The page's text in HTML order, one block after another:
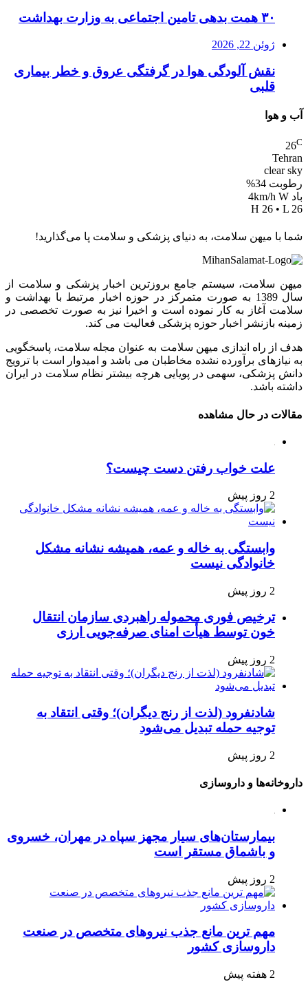
۳۰ همت بدهی تامین اجتماعی به وزارت بهداشت
ژوئن 22, 2026
نقش آلودگی هوا در گرفتگی عروق و خطر بیماری
قلبی
آب و هوا
26C
Tehran
clear sky
رطوبت 34%
باد 4km/h W
H 26 • L 26
شما با میهن سلامت، به دنیای پزشکی و سلامت پا می‌گذارید!
میهن سلامت، سیستم جامع بروزترین اخبار پزشکی و سلامت از
سال 1389 به صورت متمرکز در حوزه اخبار مرتبط با بهداشت و
سلامت آغاز به کار نموده است و اخیرا نیز به صورت تخصصی در
زمینه بازنشر اخبار حوزه پزشکی فعالیت می کند.
هدف از راه اندازی میهن سلامت به عنوان مجله سلامت، پاسخگویی
به نیازهای برآورده نشده مخاطبان می باشد و امیدوار است با ترویج
دانش پزشکی، سهمی در پویایی هرچه بیشتر نظام سلامت در ایران
داشته باشد.
مقالات در حال مشاهده
علت خواب رفتن دست چیست؟
2 روز پیش
وابستگی به خاله و عمه، همیشه نشانه مشکل
خانوادگی نیست
2 روز پیش
ترخیص فوری محموله راهبردی سازمان انتقال
خون توسط هیأت امنای صرفه‌جویی ارزی
2 روز پیش
شادنفرود (لذت از رنج دیگران)؛ وقتی انتقاد به
توجیه حمله تبدیل می‌شود
2 روز پیش
داروخانه‌ها و داروسازی
بیمارستان‌های سیار مجهز سپاه در مهران، خسروی
و باشماق مستقر است
2 روز پیش
مهم ترین مانع جذب نیروهای متخصص در صنعت
داروسازی کشور
2 هفته پیش